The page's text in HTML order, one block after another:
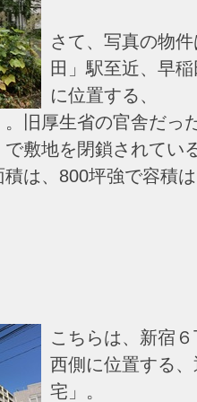
さて、写真の物
田」駅至近、早
に位置する、
旧厚生省の官舎だっ
敷地を閉鎖されてい
積は、800坪強で容積
こちらは、新宿
西側に位置する
宅」。